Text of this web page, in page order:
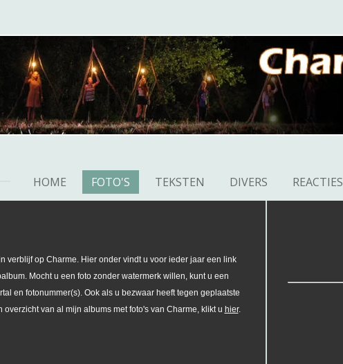
HOME FOTO'S TEKSTEN DIVERS REACTIES
verblijf op Charme. Hier onder vindt u voor ieder jaar een link
Mocht u een foto zonder watermerk willen, kunt u een
en fotonummer(s). Ook als u bezwaar heeft tegen geplaatste
overzicht van al mijn albums met foto's van Charme, klikt u hier.